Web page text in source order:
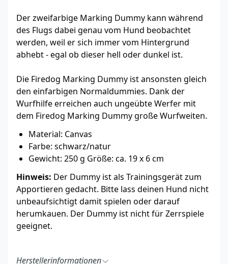
Der zweifarbige Marking Dummy kann während
des Flugs dabei genau vom Hund beobachtet
werden, weil er sich immer vom Hintergrund
abhebt - egal ob dieser hell oder dunkel ist.
Die Firedog Marking Dummy ist ansonsten gleich
den einfarbigen Normaldummies. Dank der
Wurfhilfe erreichen auch ungeübte Werfer mit
dem Firedog Marking Dummy große Wurfweiten.
Material: Canvas
Farbe: schwarz/natur
Gewicht: 250 g Größe: ca. 19 x 6 cm
Hinweis: Der Dummy ist als Trainingsgerät zum
Apportieren gedacht. Bitte lass deinen Hund nicht
unbeaufsichtigt damit spielen oder darauf
herumkauen. Der Dummy ist nicht für Zerrspiele
geeignet.
Herstellerinformationen